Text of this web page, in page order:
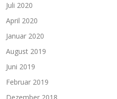
Juli 2020
April 2020
Januar 2020
August 2019
Juni 2019
Februar 2019